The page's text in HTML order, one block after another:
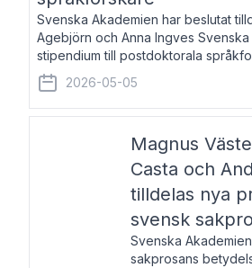
Svenska Akademien har beslutat
Agebjörn och Anna Ingves Svenska
stipendium till postdoktorala
Stipendiebeloppet är 75 000 kronor
Anders Agebjörn, född 1984, är
2026-05-05
Magnus
Casta och
tilldelas nya
svensk
Svenska
sakprosans